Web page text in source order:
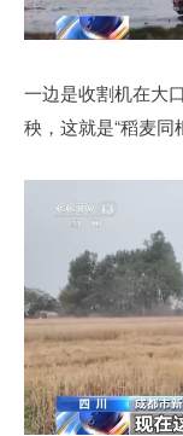
一边是收割机在大
秧，这就是“稻麦同